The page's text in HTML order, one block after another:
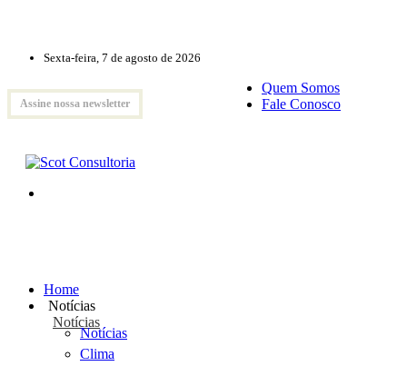
Sexta-feira, 7 de agosto de 2026
Assine nossa newsletter
Quem Somos
Fale Conosco
Home
Notícias
Notícias
Notícias
Clima